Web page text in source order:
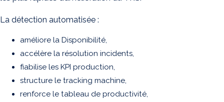
La détection automatisée :
améliore la Disponibilité,
accélère la résolution incidents,
fiabilise les KPI production,
structure le tracking machine,
renforce le tableau de productivité,